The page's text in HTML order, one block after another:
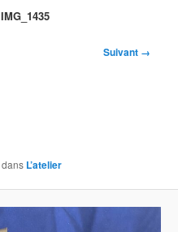
IMG_1435
Suivant →
dans L’atelier